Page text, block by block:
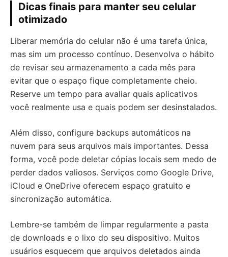
Dicas finais para manter seu celular
otimizado
Liberar memória do celular não é uma tarefa única,
mas sim um processo contínuo. Desenvolva o hábito
de revisar seu armazenamento a cada mês para
evitar que o espaço fique completamente cheio.
Reserve um tempo para avaliar quais aplicativos
você realmente usa e quais podem ser desinstalados.
Além disso, configure backups automáticos na
nuvem para seus arquivos mais importantes. Dessa
forma, você pode deletar cópias locais sem medo de
perder dados valiosos. Serviços como Google Drive,
iCloud e OneDrive oferecem espaço gratuito e
sincronização automática.
Lembre-se também de limpar regularmente a pasta
de downloads e o lixo do seu dispositivo. Muitos
usuários esquecem que arquivos deletados ainda